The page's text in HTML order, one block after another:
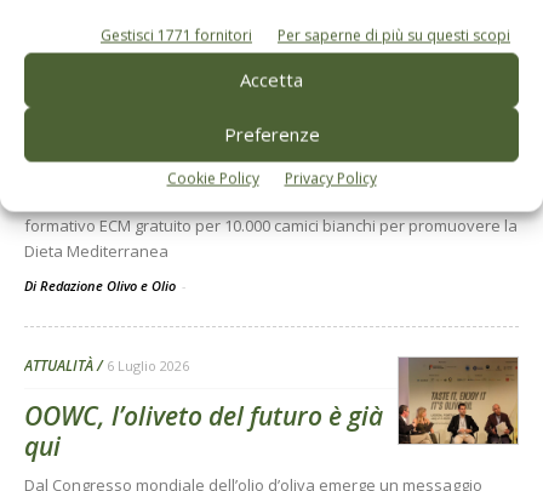
Gestisci 1771 fornitori Per saperne di più su questi scopi
Accetta
Preferenze
Cookie Policy Privacy Policy
EVENTI E FIERE 13 Luglio 2026
Carapelli: corso ECM a 10mila
medici su olio evo e salute
L’Istituto Nutrizionale Carapelli rileva che il 50,5% degli italiani non
formativo ECM gratuito per 10.000 camici bianchi per promuovere la
Dieta Mediterranea
Di Redazione Olivo e Olio -
ATTUALITÀ 6 Luglio 2026
OOWC, l’oliveto del futuro è già
qui
Dal Congresso mondiale dell’olio d’oliva emerge un messaggio